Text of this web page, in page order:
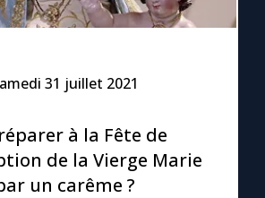
31 juillet 2021
à la Fête de
de la Vierge Marie
un carême ?